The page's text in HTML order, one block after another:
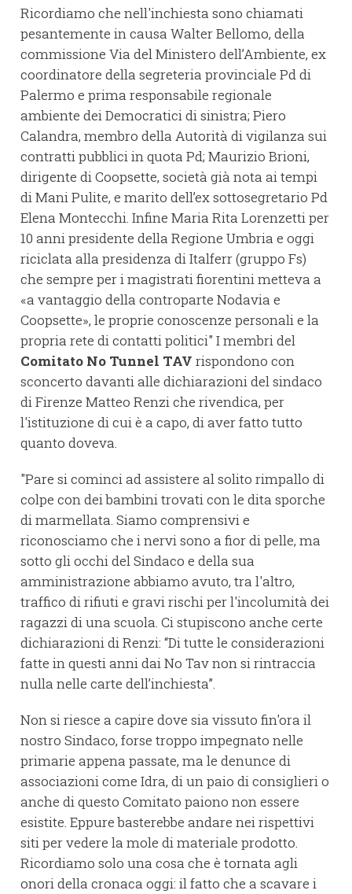
Ricordiamo che nell'inchiesta sono chiamati
pesantemente in causa Walter Bellomo, della
commissione Via del Ministero dell’Ambiente, ex
coordinatore della segreteria provinciale Pd di
Palermo e prima responsabile regionale
ambiente dei Democratici di sinistra; Piero
Calandra, membro della Autorità di vigilanza sui
contratti pubblici in quota Pd; Maurizio Brioni,
dirigente di Coopsette, società già nota ai tempi
di Mani Pulite, e marito dell’ex sottosegretario Pd
Elena Montecchi. Infine Maria Rita Lorenzetti per
10 anni presidente della Regione Umbria e oggi
riciclata alla presidenza di Italferr (gruppo Fs)
che sempre per i magistrati fiorentini metteva a
«a vantaggio della controparte Nodavia e
Coopsette», le proprie conoscenze personali e la
propria rete di contatti politici" I membri del
Comitato No Tunnel TAV rispondono con
sconcerto davanti alle dichiarazioni del sindaco
di Firenze Matteo Renzi che rivendica, per
l'istituzione di cui è a capo, di aver fatto tutto
quanto doveva.
"Pare si cominci ad assistere al solito rimpallo di
colpe con dei bambini trovati con le dita sporche
di marmellata. Siamo comprensivi e
riconosciamo che i nervi sono a fior di pelle, ma
sotto gli occhi del Sindaco e della sua
amministrazione abbiamo avuto, tra l'altro,
traffico di rifiuti e gravi rischi per l'incolumità dei
ragazzi di una scuola. Ci stupiscono anche certe
dichiarazioni di Renzi: “Di tutte le considerazioni
fatte in questi anni dai No Tav non si rintraccia
nulla nelle carte dell’inchiesta”.
Non si riesce a capire dove sia vissuto fin'ora il
nostro Sindaco, forse troppo impegnato nelle
primarie appena passate, ma le denunce di
associazioni come Idra, di un paio di consiglieri o
anche di questo Comitato paiono non essere
esistite. Eppure basterebbe andare nei rispettivi
siti per vedere la mole di materiale prodotto.
Ricordiamo solo una cosa che è tornata agli
onori della cronaca oggi: il fatto che a scavare i